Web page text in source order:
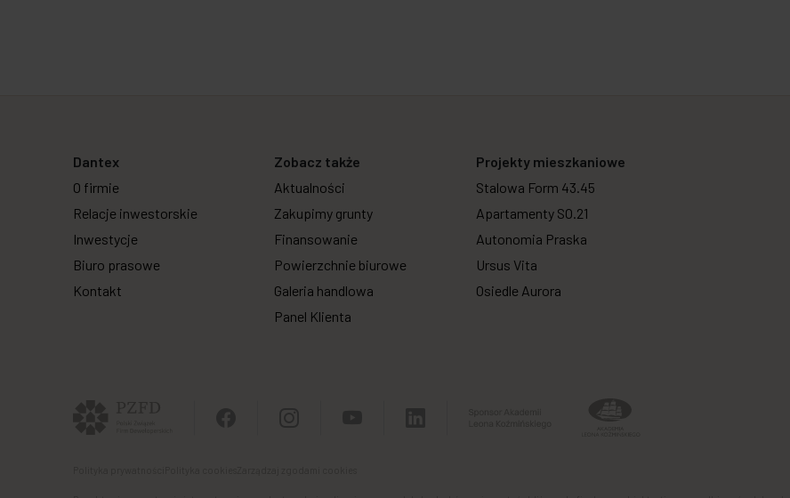
Dantex
O firmie
Relacje inwestorskie
Inwestycje
Biuro prasowe
Kontakt
Zobacz także
Aktualności
Zakupimy grunty
Finansowanie
Powierzchnie biurowe
Galeria handlowa
Panel Klienta
Projekty mieszkaniowe
Stalowa Form 43.45
Apartamenty SO.21
Autonomia Praska
Ursus Vita
Osiedle Aurora